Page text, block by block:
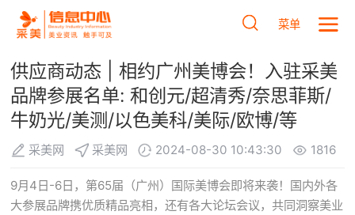
菜单
供应商动态 | 相约广州美博会！入驻采美
品牌参展名单: 和创元/超清秀/奈思菲斯/
牛奶光/美测/以色美科/美际/欧博/等
采美网 采美网 2024-08-30 10:43:30 1816
9月4日-6日，第65届（广州）国际美博会即将来袭！国内外各
大参展品牌携优质精品亮相，还有各大论坛会议，共同洞察美业